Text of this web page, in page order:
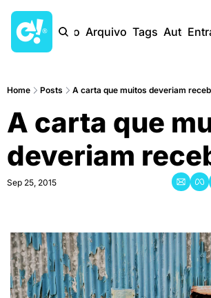
Início Arquivo Tags Autores
Home Posts A carta que muitos deveriam
A carta que
deveriam
Sep 25, 2015